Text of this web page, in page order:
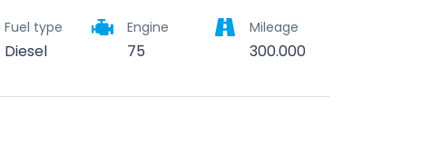
Fuel type
Diesel
Engine
75
Mileage
300.000